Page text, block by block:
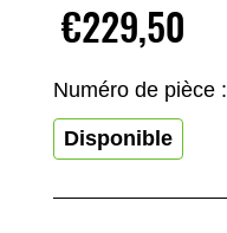
€229,50
Numéro de pièce :
Disponible